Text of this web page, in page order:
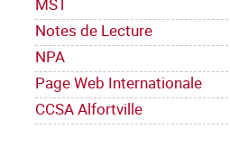
MST
Notes de Lecture
NPA
Page Web Internationale
CCSA Alfortville